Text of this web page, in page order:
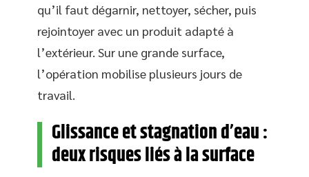
qu’il faut dégarnir, nettoyer, sécher, puis
rejointoyer avec un produit adapté à
l’extérieur. Sur une grande surface,
l’opération mobilise plusieurs jours de
travail.
Glissance et stagnation d’eau :
deux risques liés à la surface